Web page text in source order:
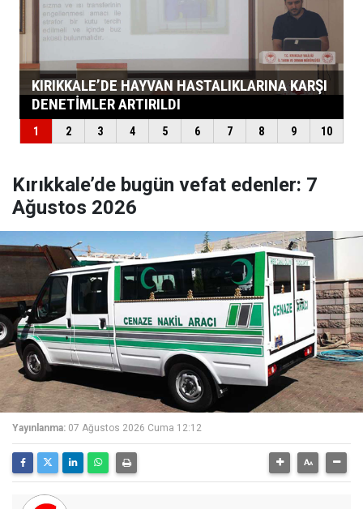
Kırıkkale’de bugün vefat edenler: 7
Ağustos 2026
Yayınlanma: 07 Ağustos 2026 Cuma 12:12